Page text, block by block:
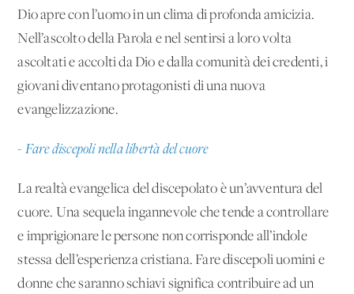
Dio apre con l’uomo in un clima di profonda amicizia.
Nell’ascolto della Parola e nel sentirsi a loro volta
ascoltati e accolti da Dio e dalla comunità dei credenti, i
giovani diventano protagonisti di una nuova
evangelizzazione.
- Fare discepoli nella libertà del cuore
La realtà evangelica del discepolato è un’avventura del
cuore. Una sequela ingannevole che tende a controllare
e imprigionare le persone non corrisponde all’indole
stessa dell’esperienza cristiana. Fare discepoli uomini e
donne che saranno schiavi significa contribuire ad un